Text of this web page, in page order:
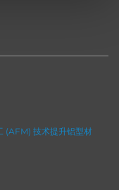
(AFM) 技术提升铝型材